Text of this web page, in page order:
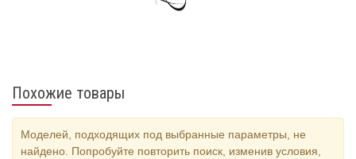
Похожие товары
Моделей, подходящих под выбранные параметры, не
найдено. Попробуйте повторить поиск, изменив условия,